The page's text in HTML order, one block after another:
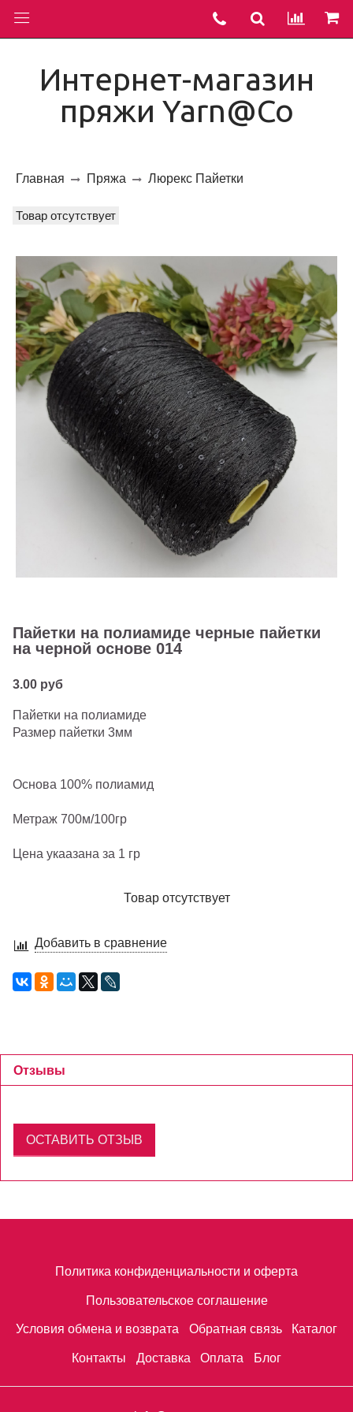
Интернет-магазин
пряжи Yarn@Co
Главная Пряжа Люрекс Пайетки
Товар отсутствует
Пайетки на полиамиде черные пайетки
на черной основе 014
3.00 руб
Пайетки на полиамиде
Размер пайетки 3мм
Основа 100% полиамид
Метраж 700м/100гр
Цена укаазана за 1 гр
Товар отсутствует
Добавить в сравнение
Отзывы
ОСТАВИТЬ ОТЗЫВ
Политика конфиденциальности и оферта
Пользовательское соглашение
Условия обмена и возврата Обратная связь Каталог
Контакты Доставка Оплата Блог